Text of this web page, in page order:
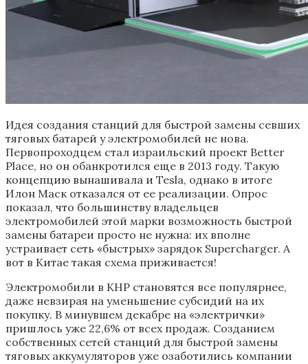
Идея создания станций для быстрой замены севших
тяговых батарей у электромобилей не нова.
Первопроходцем стал израильский проект Better
Place, но он обанкротился еще в 2013 году. Такую
концепцию вынашивала и Tesla, однако в итоге
Илон Маск отказался от ее реализации. Опрос
показал, что большинству владельцев
электромобилей этой марки возможность быстрой
замены батареи просто не нужна: их вполне
устраивает сеть «быстрых» зарядок Supercharger. А
вот в Китае такая схема приживается!
Электромобили в КНР становятся все популярнее,
даже невзирая на уменьшение субсидий на их
покупку. В минувшем декабре на «электрички»
пришлось уже 22,6% от всех продаж. Созданием
собственных сетей станций для быстрой замены
тяговых аккумуляторов уже озаботились компании